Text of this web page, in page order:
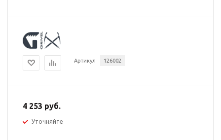
Артикул 126002
4 253 руб.
Уточняйте